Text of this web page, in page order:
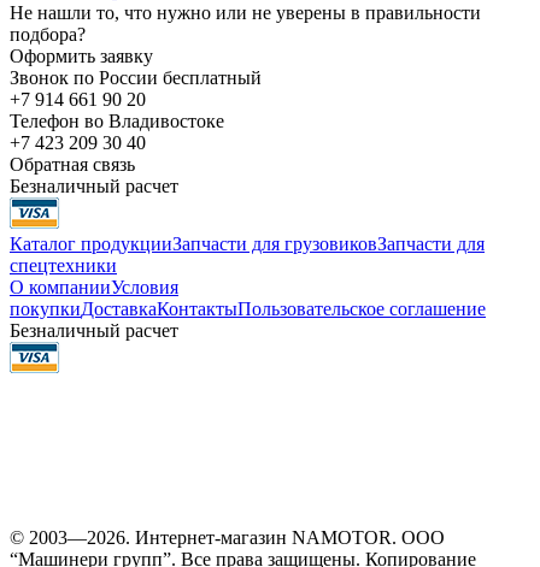
Не нашли то, что нужно или не уверены в правильности
подбора?
Оформить заявку
Звонок по России бесплатный
+7 914 661 90 20
Телефон во Владивостоке
+7 423 209 30 40
Обратная связь
Безналичный расчет
Каталог продукцииЗапчасти для грузовиковЗапчасти для
спецтехники
О компанииУсловия
покупкиДоставкаКонтактыПользовательское соглашение
Безналичный расчет
© 2003—2026. Интернет-магазин NAMOTOR. ООО
“Машинери групп”. Все права защищены. Копирование